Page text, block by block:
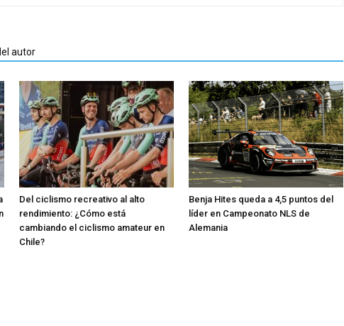
autor
Del ciclismo recreativo al alto
rendimiento: ¿Cómo está
cambiando el ciclismo amateur en
Chile?
Benja Hites queda a 4,5 puntos del
líder en Campeonato NLS de
Alemania